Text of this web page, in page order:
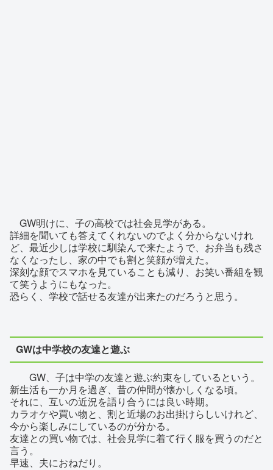
GW明けに、子の高校では社会見学がある。
詳細を聞いても答えてくれないのでよく分からないけれ
ど、最近少しは学校に馴染んで来たようで、お弁当も残さ
なくなったし、家の中でも割と笑顔が増えた。
深刻な顔でスマホを見ていることも減り、お笑い番組を観
て笑うようにもなった。
恐らく、学校で話せる友達が出来たのだろうと思う。
GWは中学校の友達と遊ぶ
GW、子は中学の友達と遊ぶ約束をしているという。
新生活も一か月を過ぎ、昔の仲間が懐かしくなる頃。
それに、互いの近況を語り合うには良い時期。
カラオケや買い物と、割と近場のお出掛けらしいけれど、
今から楽しみにしているのが分かる。
友達との買い物では、社会見学に着て行く服を買うのだと
言う。
早速、夫におねだり。